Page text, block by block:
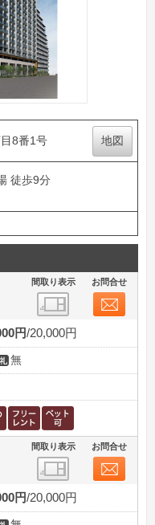
8番1号 地図
徒歩9分
間取り表示 お問合せ
円 20,000円
無
間取り表示 お問合せ
円 20,000円